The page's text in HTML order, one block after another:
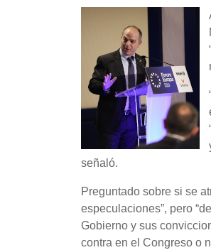
señaló.
Preguntado sobre si se
especulaciones”, pero
Gobierno y sus
contra en el Congreso o